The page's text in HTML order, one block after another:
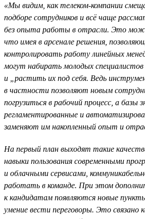
«Мы видим, как телеком-компании
подборе сотрудников и всё чаще
без опыта работы в отрасли. Это
что имея в арсенале решения,
контролировать работу линейных
могут набирать молодых
и „растить их под себя. Ведь
в частности позволяют новым
погрузиться в рабочий процесс, а базы
регламентированные и
заменяют им накопленный опыт и
На первый план выходят такие
навыки пользования современными
и облачными сервисами,
работать в команде. При этом
к кандидатам появляются новые
умение вести переговоры. Это связано